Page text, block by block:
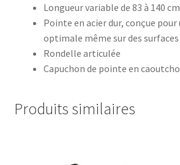
Longueur variable de 83 à 140 cm
Pointe en acier dur, conçue pour
optimale même sur des
Rondelle articulée
Capuchon de pointe en
Produits similaires